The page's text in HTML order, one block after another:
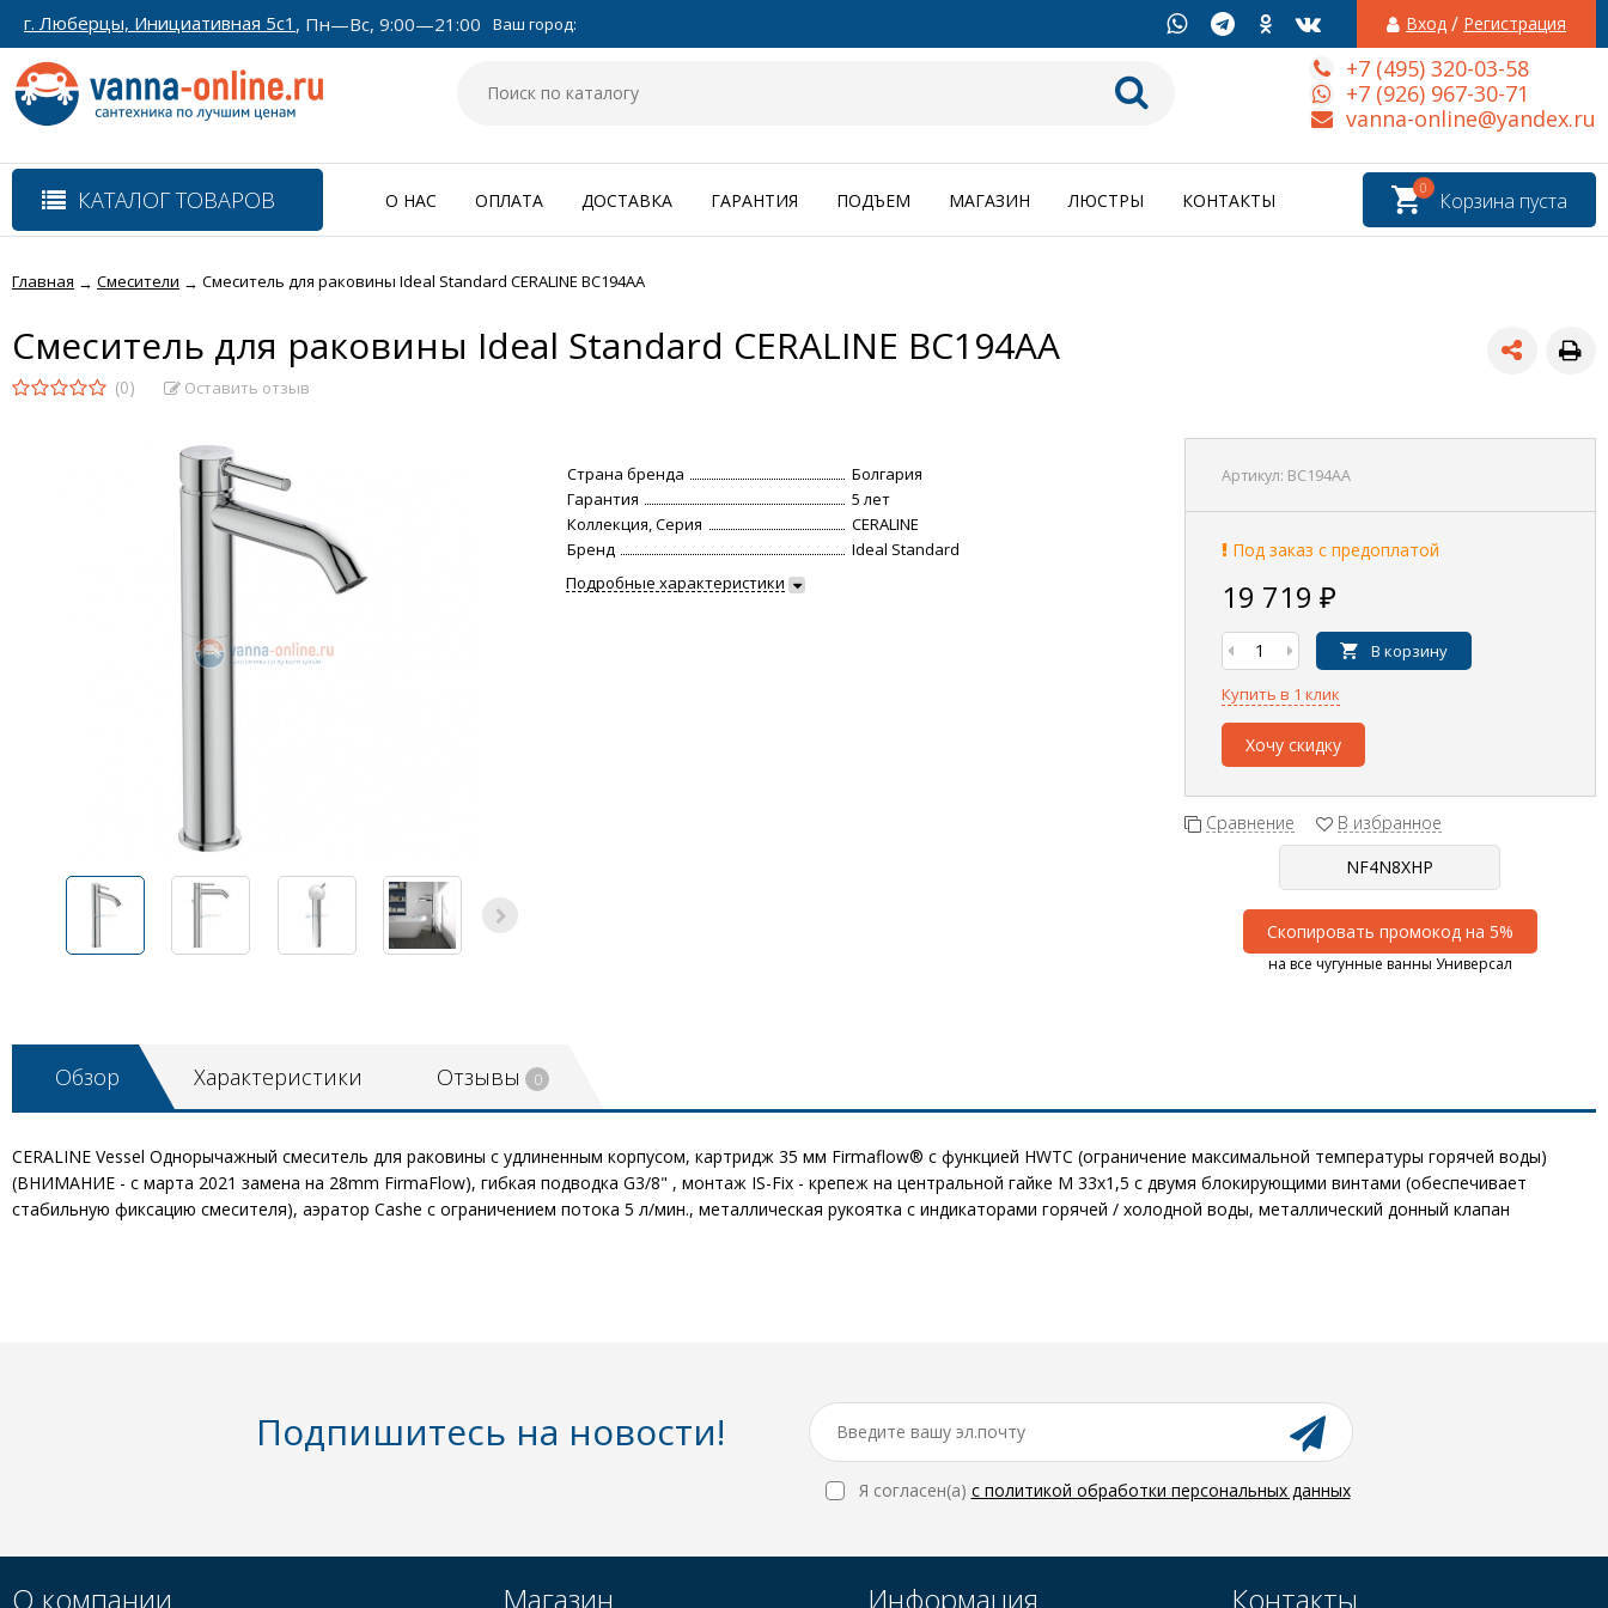
г. Люберцы, Инициативная 5с1 , Пн—Вс, 9:00—21:00 Ваш город: Вход / Регистрация
+7 (495) 320-03-58
+7 (926) 967-30-71
vanna-online@yandex.ru
КАТАЛОГ ТОВАРОВ Корзина пуста
0
О НАС ОПЛАТА ДОСТАВКА ГАРАНТИЯ ПОДЪЕМ МАГАЗИН ЛЮСТРЫ КОНТАКТЫ
Главная → Смесители → Смеситель для раковины Ideal Standard CERALINE BC194AA
Смеситель для раковины Ideal Standard CERALINE BC194AA
(0) Оставить отзыв
Артикул: BC194AA
Под заказ с предоплатой
19 719 ₽
В корзину
Купить в 1 клик
Хочу скидку
Сравнение В избранное
Скопировать промокод на 5%
на все чугунные ванны Универсал
Страна бренда
Болгария
Гарантия
5 лет
Коллекция, Серия
CERALINE
Бренд
Ideal Standard
Подробные характеристики
Обзор Характеристики Отзывы 0
CERALINE Vessel Однорычажный смеситель для раковины с удлиненным корпусом, картридж 35 мм Firmaflow® с функцией HWTC (ограничение максимальной температуры горячей воды)
(ВНИМАНИЕ - с марта 2021 замена на 28mm FirmaFlow), гибкая подводка G3/8" , монтаж IS-Fix - крепеж на центральной гайке M 33x1,5 с двумя блокирующими винтами (обеспечивает
стабильную фиксацию смесителя), аэратор Cashe с ограничением потока 5 л/мин., металлическая рукоятка с индикаторами горячей / холодной воды, металлический донный клапан
Подпишитесь на новости!
Я согласен(a) с политикой обработки персональных данных
О компании Магазин Информация Контакты